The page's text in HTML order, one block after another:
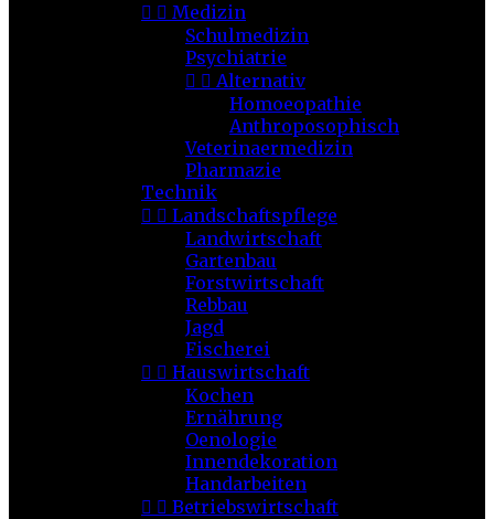
  Medizin
Schulmedizin
Psychiatrie
  Alternativ
Homoeopathie
Anthroposophisch
Veterinaermedizin
Pharmazie
Technik
  Landschaftspflege
Landwirtschaft
Gartenbau
Forstwirtschaft
Rebbau
Jagd
Fischerei
  Hauswirtschaft
Kochen
Ernährung
Oenologie
Innendekoration
Handarbeiten
  Betriebswirtschaft